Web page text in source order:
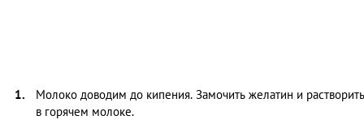
Молоко доводим до кипения. Замочить желатин и растворить
в горячем молоке.